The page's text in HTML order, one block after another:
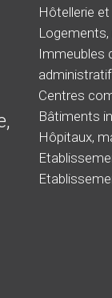
Hôtellerie
Immeubles
Centres
Bâtiments
Hôpitaux,